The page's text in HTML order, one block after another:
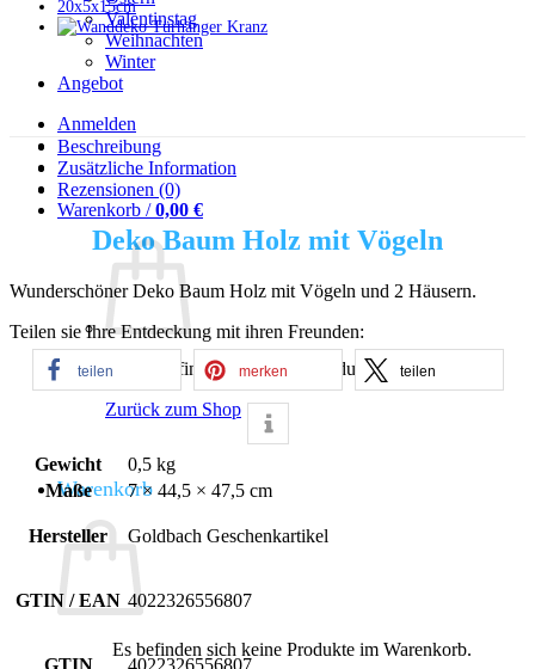
Valentinstag
Weihnachten
Winter
Angebot
Anmelden
Warenkorb /0,00 €
Es befinden sich keine Produkte im Warenkorb.
Zurück zum Shop
Warenkorb
Es befinden sich keine Produkte im Warenkorb.
Beschreibung
Zusätzliche Information
Rezensionen (0)
Deko Baum Holz mit Vögeln
Wunderschöner Deko Baum Holz mit Vögeln und 2 Häusern.
Teilen sie Ihre Entdeckung mit ihren Freunden:
teilen merken teilen
Gewicht
0,5 kg
Maße
7 × 44,5 × 47,5 cm
Hersteller Goldbach Geschenkartikel
GTIN / EAN 4022326556807
GTIN 4022326556807